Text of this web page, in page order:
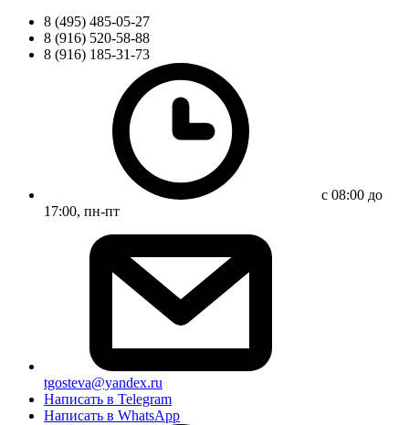
8 (495) 485-05-27
8 (916) 520-58-88
8 (916) 185-31-73
с 08:00 до
17:00, пн-пт
tgosteva@yandex.ru
Написать в Telegram
Написать в WhatsApp